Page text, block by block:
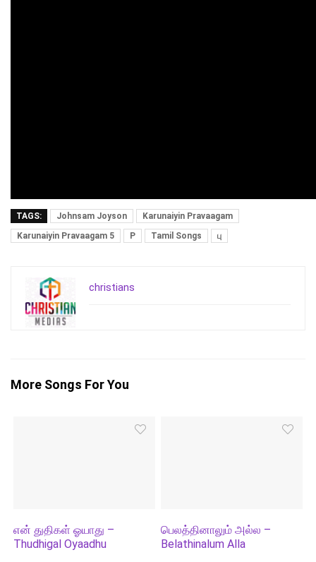
TAGS: Johnsam Joyson
Karunaiyin Pravaagam
Karunaiyin Pravaagam 5
P Tamil Songs பு
christians
More Songs For You
என் துதிகள் ஓயாது –
Thudhigal Oyaadhu
பெலத்தினாலும் அல்ல –
Belathinalum Alla